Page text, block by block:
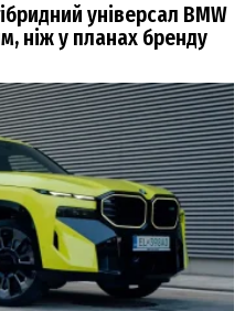
універсал BMW
ніж у планах бренду